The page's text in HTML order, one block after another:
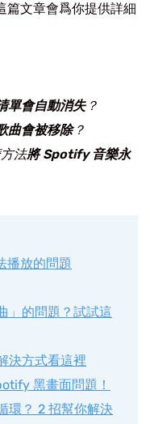
篇文章會爲你提供詳細
單會自動消失？
曲會被移除？
法將 Spotify 音樂永
播放的問題
」的問題？試試這
決方式看這裡
黑畫面問題！
環？ 2 招幫你解決